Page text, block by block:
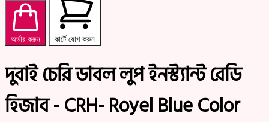
অর্ডার করুন কার্টে যোগ করুন
দুবাই চেরি ডাবল লুপ ইনস্ট্যান্ট রেডি
হিজাব - CRH- Royel Blue Color